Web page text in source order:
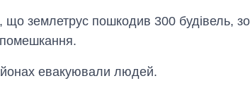
що землетрус пошкодив 300 будівель,
помешкання.
евакуювали людей.